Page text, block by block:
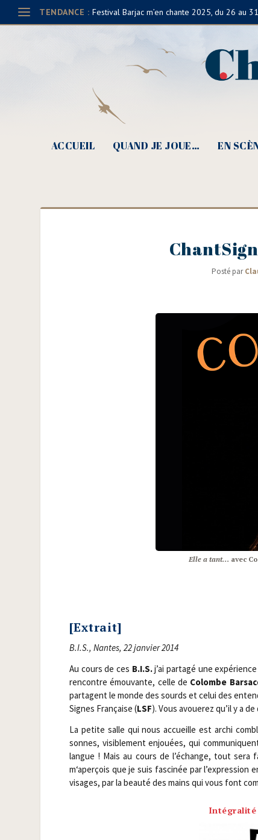
TENDANCE : Festival Barjac m’en chante 2025, du 26 au
ACCUEIL QUAND JE JOUE… EN
Posté par
Elle a tant… avec
[Extrait]
B.I.S., Nantes, 22 jan­vier 2014
Au cours de ces B.I.S.j’ai par­ta­gé une
ren­contre émou­vante, celle de Colombe
par­tagent le monde des sourds et celui des
Signes Fran­çaise (LSF). Vous avoue­rez qu’il y a
La petite salle qui nous accueille est archi
sonnes, visi­ble­ment enjouées, qui
langue ! Mais au cours de l’échange, tout
m‘aperçois que je suis fas­ci­née par
visages, par la beau­té des mains qui vous font
Intégralité